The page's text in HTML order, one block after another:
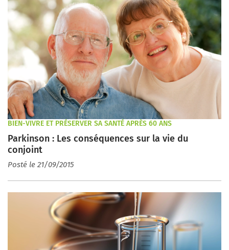
BIEN-VIVRE ET PRÉSERVER SA SANTÉ APRÈS 60 ANS
Parkinson : Les conséquences sur la vie du
conjoint
Posté le 21/09/2015